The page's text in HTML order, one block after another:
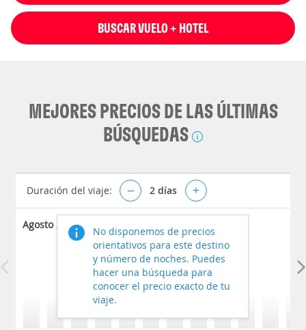
BUSCAR VUELO + HOTEL
MEJORES PRECIOS DE LAS ÚLTIMAS
BÚSQUEDAS
Duración del viaje: – 2 días +
Agosto 2026
No disponemos de precios
orientativos para este destino
y número de noches. Puedes
hacer una búsqueda para
conocer el precio exacto de tu
viaje.